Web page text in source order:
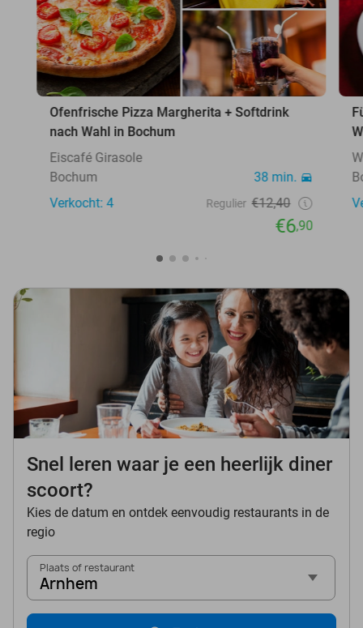
Ofenfrische Pizza Margherita + Softdrink
nach Wahl in Bochum
Eiscafé Girasole
Bochum
38 min.
Verkocht: 4
Regulier €12,40
€6,90
Snel leren waar je een heerlijk diner
scoort?
Kies de datum en ontdek eenvoudig restaurants in de
regio
Plaats of restaurant
Arnhem